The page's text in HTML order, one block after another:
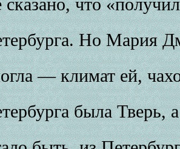
Но Мария
— климат ей,
была